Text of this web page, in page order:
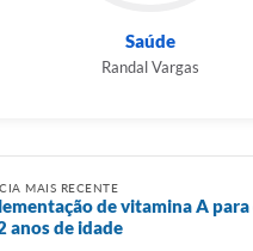
Saúde
Randal Vargas
MAIS RECENTE
de vitamina A para
anos de idade